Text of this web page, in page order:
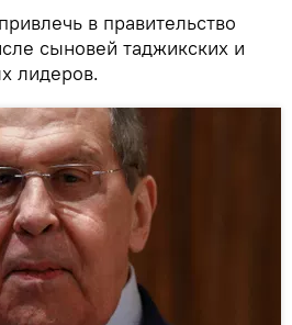
в правительство
сыновей таджикских и
лидеров.